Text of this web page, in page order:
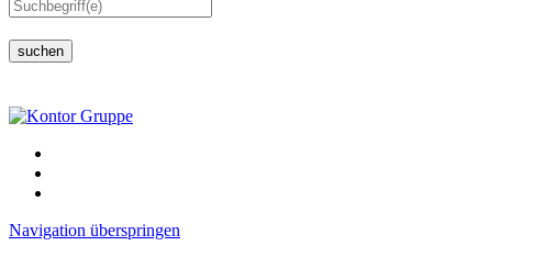
suchen
Navigation überspringen